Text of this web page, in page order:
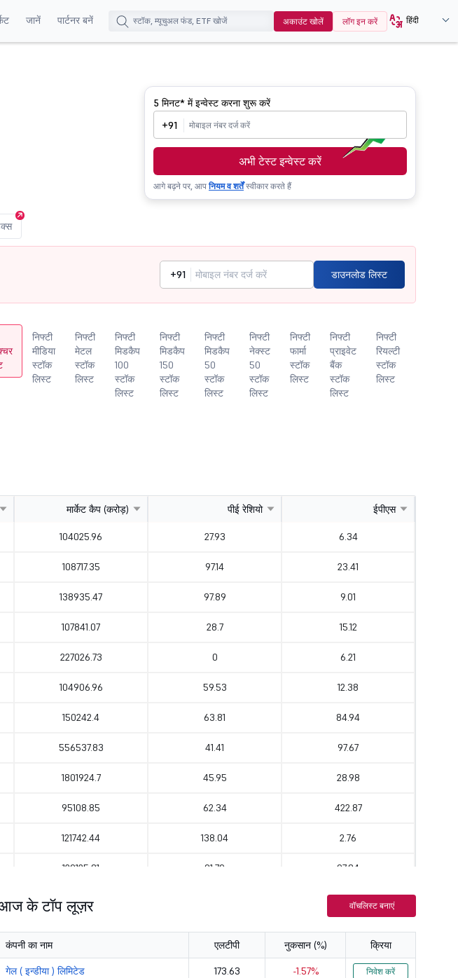
जानें पार्टनर बनें अकाउंट खोलें लॉग इन करें हिंदी
5 मिनट* में इन्वेस्ट करना शुरू करें
+91
अभी टेस्ट इन्वेस्ट करें
आगे बढ़ने पर, आपनियम व शर्तेंस्वीकार करते हैं
+91 डाउनलोड लिस्ट
निफ्टी
मीडिया
स्टॉक
लिस्ट
निफ्टी
मेटल
स्टॉक
लिस्ट
निफ्टी
मिडकैप
100
स्टॉक
लिस्ट
निफ्टी
मिडकैप
150
स्टॉक
लिस्ट
निफ्टी
मिडकैप
50
स्टॉक
लिस्ट
निफ्टी
नेक्स्ट
50
स्टॉक
लिस्ट
निफ्टी
फार्मा
स्टॉक
लिस्ट
निफ्टी
प्राइवेट
बैंक
स्टॉक
लिस्ट
निफ्टी
रियल्टी
स्टॉक
लिस्ट
मार्केट कैप (करोड़) पीई रेशियो ईपीएस
104025.96 27.93 6.34
108717.35 97.14 23.41
138935.47 97.89 9.01
107841.07 28.7 15.12
227026.73 0 6.21
104906.96 59.53 12.38
150242.4 63.81 84.94
556537.83 41.41 97.67
1801924.7 45.95 28.98
95108.85 62.34 422.87
121742.44 138.04 2.76
129125.81 91.79 97.84
34.85
177578.5 98.97 1.7
के टॉप लूज़र वॉचलिस्ट बनाएं
कंपनी का नाम एलटीपी नुकसान (%) क्रिया
गेल ( इन्डीया ) लिमिटेड 173.63 -1.57% निवेश करें